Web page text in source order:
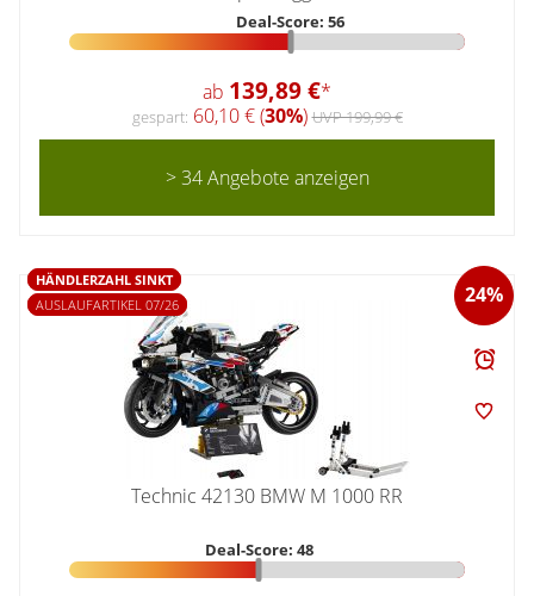
Deal-Score: 56
ab 139,89 €*
gespart: 60,10 € (30%)UVP 199,99 €
> 34 Angebote anzeigen
24%
HÄNDLERZAHL SINKT
AUSLAUFARTIKEL 07/26
Technic 42130 BMW M 1000 RR
Deal-Score: 48